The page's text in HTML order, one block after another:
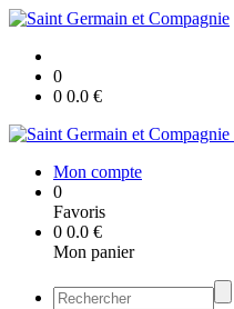
0
0 0.0 €
Mon compte
0
Favoris
0 0.0 €
Mon panier